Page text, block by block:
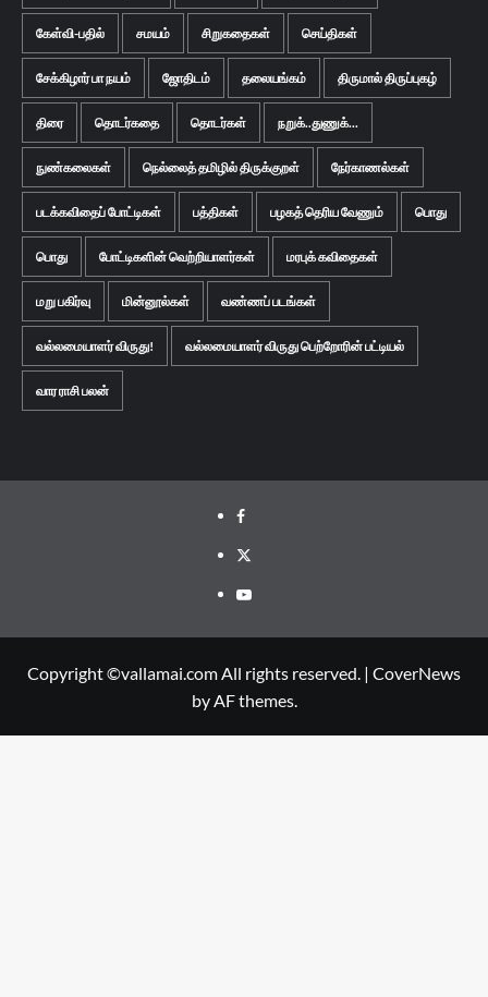
கேள்வி-பதில் சமயம் சிறுகதைகள் செய்திகள்
சேக்கிழார் பா நயம் ஜோதிடம் தலையங்கம் திருமால் திருப்புகழ்
திரை தொடர்கதை தொடர்கள் நறுக்..துணுக்...
நுண்கலைகள் நெல்லைத் தமிழில் திருக்குறள் நேர்காணல்கள்
படக்கவிதைப் போட்டிகள் பத்திகள் பழகத் தெரிய வேணும் பொது
பொது போட்டிகளின் வெற்றியாளர்கள் மரபுக் கவிதைகள்
மறு பகிர்வு மின்னூல்கள் வண்ணப் படங்கள்
வல்லமையாளர் விருது! வல்லமையாளர் விருது பெற்றோரின் பட்டியல்
வார ராசி பலன்
Facebook
Twitter
Youtube
Copyright ©vallamai.com All rights reserved. | CoverNews
by AF themes.